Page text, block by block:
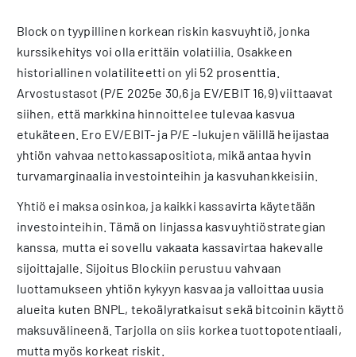
Block on tyypillinen korkean riskin kasvuyhtiö, jonka
kurssikehitys voi olla erittäin volatiilia. Osakkeen
historiallinen volatiliteetti on yli 52 prosenttia.
Arvostustasot (P/E 2025e 30,6 ja EV/EBIT 16,9) viittaavat
siihen, että markkina hinnoittelee tulevaa kasvua
etukäteen. Ero EV/EBIT- ja P/E -lukujen välillä heijastaa
yhtiön vahvaa nettokassapositiota, mikä antaa hyvin
turvamarginaalia investointeihin ja kasvuhankkeisiin.
Yhtiö ei maksa osinkoa, ja kaikki kassavirta käytetään
investointeihin. Tämä on linjassa kasvuyhtiöstrategian
kanssa, mutta ei sovellu vakaata kassavirtaa hakevalle
sijoittajalle. Sijoitus Blockiin perustuu vahvaan
luottamukseen yhtiön kykyyn kasvaa ja valloittaa uusia
alueita kuten BNPL, tekoälyratkaisut sekä bitcoinin käyttö
maksuvälineenä. Tarjolla on siis korkea tuottopotentiaali,
mutta myös korkeat riskit.